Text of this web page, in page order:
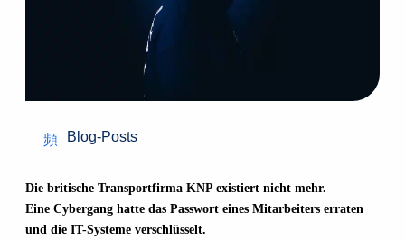
Blog-Posts
Die britische Transportfirma KNP existiert nicht mehr.
Eine Cybergang hatte das Passwort eines Mitarbeiters erraten
und die IT-Systeme verschlüsselt.